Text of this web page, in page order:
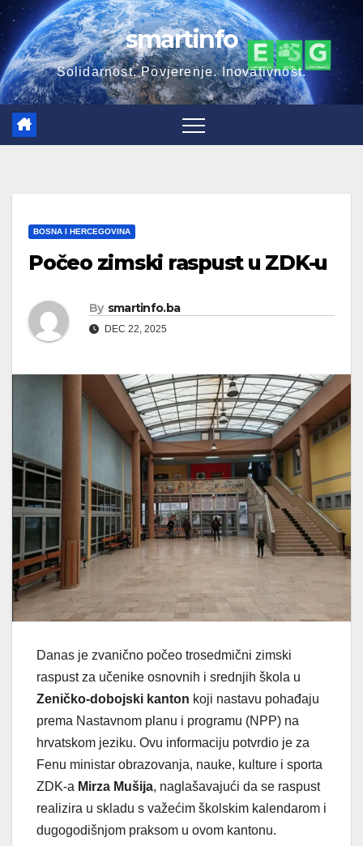
Skip
to
content
smartinfo
Solidarnost. Povjerenje. Inovativnost.
BOSNA I HERCEGOVINA
Počeo zimski raspust u ZDK-u
By smartinfo.ba
DEC 22, 2025
Danas je zvanično počeo trosedmični zimski
raspust za učenike osnovnih i srednjih škola u
Zeničko-dobojski kanton koji nastavu pohađaju
prema Nastavnom planu i programu (NPP) na
hrvatskom jeziku. Ovu informaciju potvrdio je za
Fenu ministar obrazovanja, nauke, kulture i sporta
ZDK-a Mirza Mušija, naglašavajući da se raspust
realizira u skladu s važećim školskim kalendarom i
dugogodišnjom praksom u ovom kantonu.